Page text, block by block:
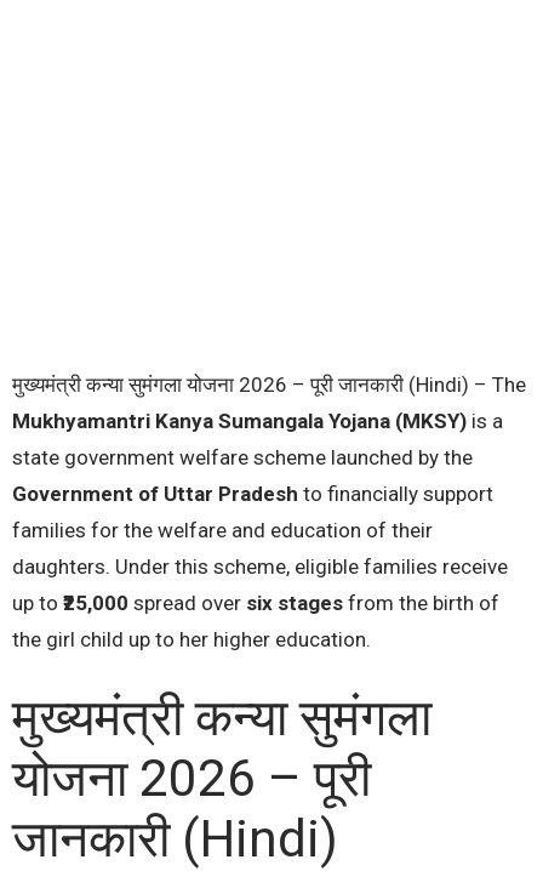
मुख्यमंत्री कन्या सुमंगला योजना 2026 – पूरी जानकारी (Hindi) – The
Mukhyamantri Kanya Sumangala Yojana (MKSY) is a
state government welfare scheme launched by the
Government of Uttar Pradesh to financially support
families for the welfare and education of their
daughters. Under this scheme, eligible families receive
up to ₹25,000 spread over six stages from the birth of
the girl child up to her higher education.
मुख्यमंत्री कन्या सुमंगला
योजना 2026 – पूरी
जानकारी (Hindi)